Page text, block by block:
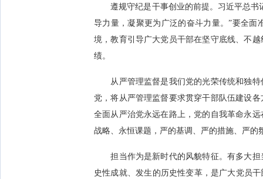
遵规守纪是干事创业的前提。习近平总书
导力量，凝聚更为广泛的奋斗力量。”要全
境，教育引导广大党员干部在坚守底线、不
绩。
从严管理监督是我们党的光荣传统和独特
党，将从严管理监督要求贯穿干部队伍建设
全面从严治党永远在路上，党的自我革命永
战略、永恒课题，严的基调、严的措施、严
担当作为是新时代的风貌特征。有多大担
史性成就、发生的历史性变革，是广大党员